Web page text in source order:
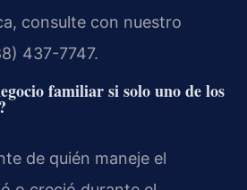
consulte con nuestro
437-7747.
familiar si solo uno de los
de quién maneje el